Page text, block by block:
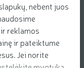
nebent juos
reklamos
ir pateiktume
Jei norite